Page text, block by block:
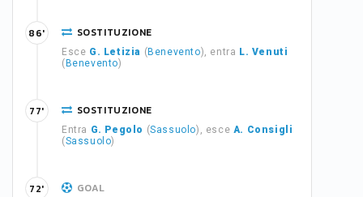
SOSTITUZIONE
Esce G. Letizia ( Benevento), entra L. Venuti
( Benevento)
86'
SOSTITUZIONE
Entra G. Pegolo (Sassuolo), esce A. Consigli
(Sassuolo)
77'
GOAL
72'